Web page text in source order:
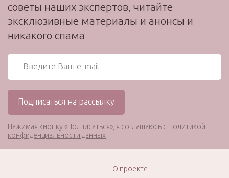
советы наших экспертов, читайте
эксклюзивные материалы и анонсы и
никакого спама
Нажимая кнопку «Подписаться», я соглашаюсь с Политикой
конфиденциальности данных
О проекте